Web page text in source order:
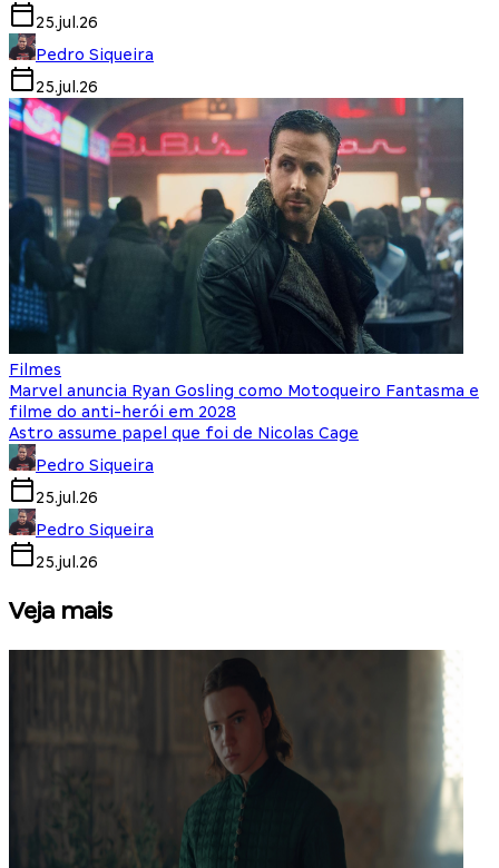
25.jul.26
Pedro Siqueira
25.jul.26
Filmes
Marvel anuncia Ryan Gosling como Motoqueiro Fantasma e
filme do anti-herói em 2028
Astro assume papel que foi de Nicolas Cage
Pedro Siqueira
25.jul.26
Pedro Siqueira
25.jul.26
Veja mais